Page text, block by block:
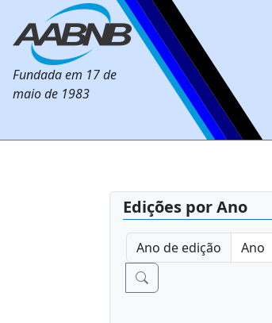
Fundada em 17 de
maio de 1983
Edições por Ano
Ano de edição